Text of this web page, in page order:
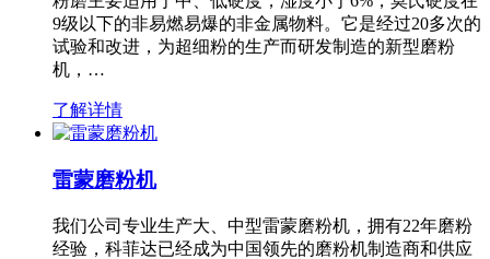
9级以下的非易燃易爆的非金属物料。它是经过20多次的
试验和改进，为超细粉的生产而研发制造的新型磨粉
机，…
了解详情
雷蒙磨粉机
我们公司专业生产大、中型雷蒙磨粉机，拥有22年磨粉
经验，科菲达已经成为中国领先的磨粉机制造商和供应